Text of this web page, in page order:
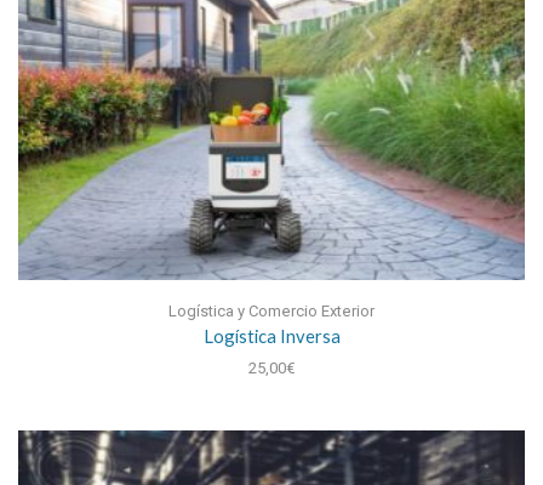
Logística y Comercio Exterior
Logística Inversa
25,00€